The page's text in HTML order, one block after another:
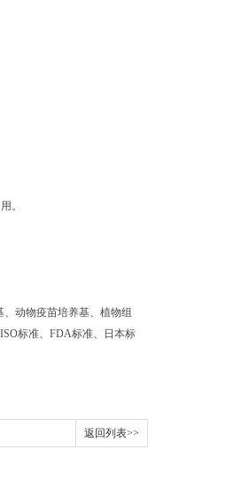
。
动物疫苗培养基、植物组
标准、FDA标准、日本标
返回列表>>